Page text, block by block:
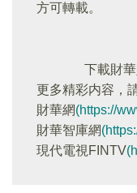
方可轉載。
下載財
更多精彩内容，
財華網(https://
財華智庫網
現代電視FINTV